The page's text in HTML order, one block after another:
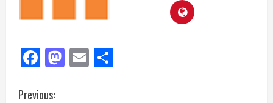
Facebook
Mastodon
Email
Previous: